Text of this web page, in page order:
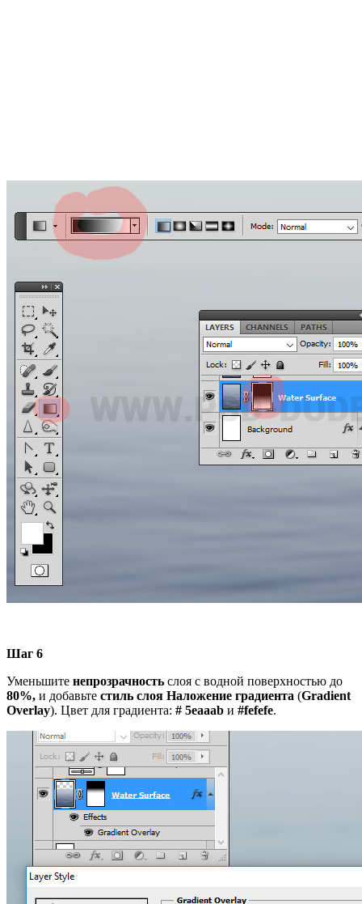
Шаг 6
Уменьшите непрозрачность слоя с водной поверхностью до
80%, и добавьте стиль слоя Наложение градиента (Gradient
Overlay). Цвет для градиента: # 5eaaab и #fefefe.